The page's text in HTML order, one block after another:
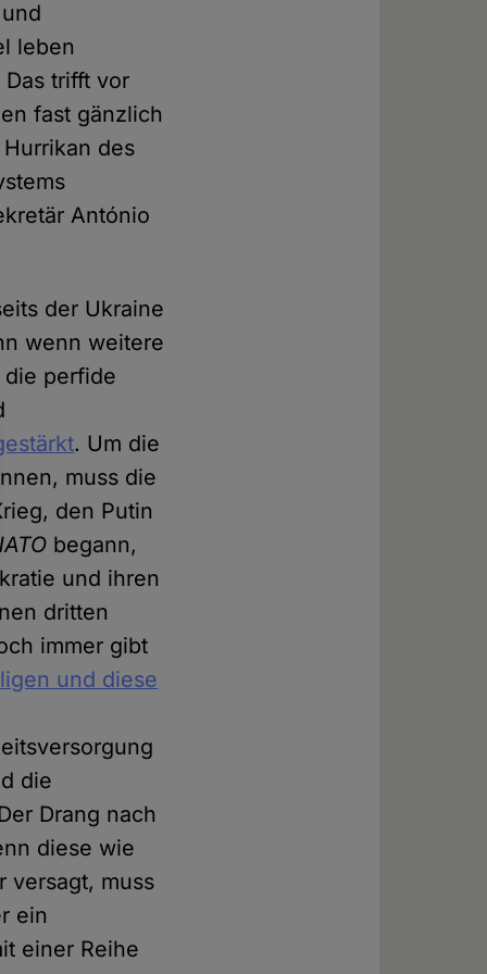
leben
trifft vor
fast gänzlich
des
António
der Ukraine
wenn weitere
perfide
. Um die
muss die
den Putin
begann,
und ihren
dritten
immer gibt
und diese
die
Drang nach
diese wie
versagt, muss
ein
einer Reihe